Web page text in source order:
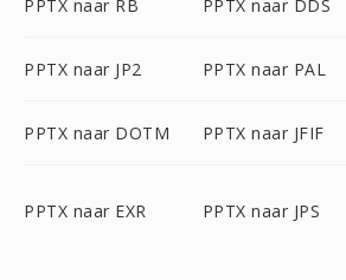
PPTX naar RB PPTX naar DDS
PPTX naar JP2 PPTX naar PAL
PPTX naar DOTM PPTX naar JFIF
PPTX naar EXR PPTX naar JPS